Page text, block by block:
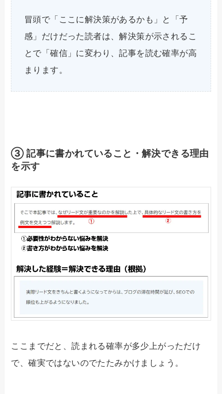
冒頭で「ここに解決策があるかも」と「予
感」だけだった読者は、解決策が示されるこ
とで「確信」に変わり、記事を読む確率が高
まります。
③ 記事に書かれていること・解決できる理由
を示す
ここまでだと、読まれる確率が多少上がっただけ
で、確実ではないのでたたみかけましょう。